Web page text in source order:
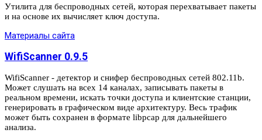
Утилита для беспроводных сетей, которая перехватывает пакеты
и на основе их вычисляет ключ доступа.
Материалы сайта
WifiScanner 0.9.5
WifiScanner - детектор и снифер беспроводных сетей 802.11b.
Может слушать на всех 14 каналах, записывать пакеты в
реальном времени, искать точки доступа и клиентские станции,
генерировать в графическом виде архитектуру. Весь трафик
может быть сохранен в формате libpcap для дальнейшего
анализа.